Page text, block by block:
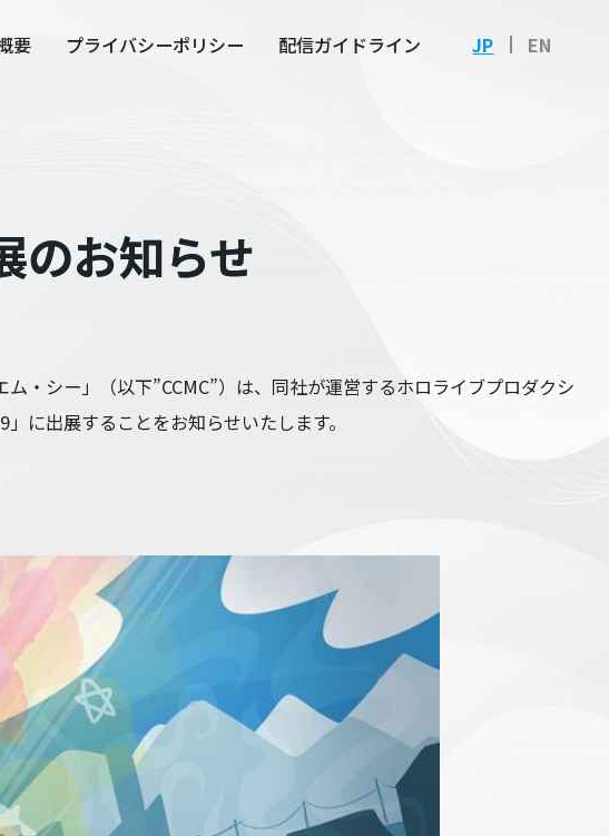
要 プライバシーポリシー 配信ガイドライン EN
JP
のお知らせ
・シー」（以下”CCMC”）は、同社が運営するホロライブプロダクシ
に出展することをお知らせいたします。